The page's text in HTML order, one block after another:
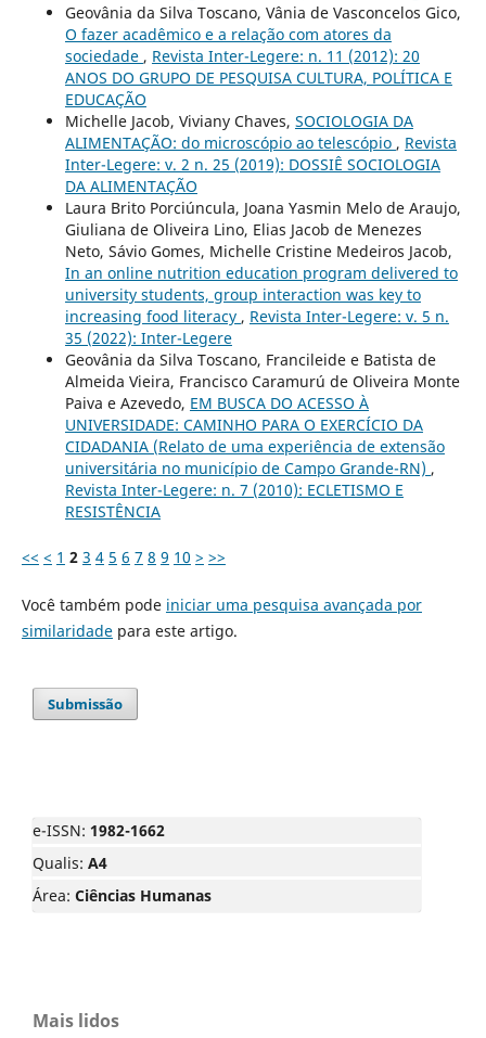
Geovânia da Silva Toscano, Vânia de Vasconcelos Gico,
O fazer acadêmico e a relação com atores da
sociedade , Revista Inter-Legere: n. 11 (2012): 20
ANOS DO GRUPO DE PESQUISA CULTURA, POLÍTICA E
EDUCAÇÃO
Michelle Jacob, Viviany Chaves, SOCIOLOGIA DA
ALIMENTAÇÃO: do microscópio ao telescópio , Revista
Inter-Legere: v. 2 n. 25 (2019): DOSSIÊ SOCIOLOGIA
DA ALIMENTAÇÃO
Laura Brito Porciúncula, Joana Yasmin Melo de Araujo,
Giuliana de Oliveira Lino, Elias Jacob de Menezes
Neto, Sávio Gomes, Michelle Cristine Medeiros Jacob,
In an online nutrition education program delivered to
university students, group interaction was key to
increasing food literacy , Revista Inter-Legere: v. 5 n.
35 (2022): Inter-Legere
Geovânia da Silva Toscano, Francileide e Batista de
Almeida Vieira, Francisco Caramurú de Oliveira Monte
Paiva e Azevedo, EM BUSCA DO ACESSO À
UNIVERSIDADE: CAMINHO PARA O EXERCÍCIO DA
CIDADANIA (Relato de uma experiência de extensão
universitária no município de Campo Grande-RN) ,
Revista Inter-Legere: n. 7 (2010): ECLETISMO E
RESISTÊNCIA
<< < 1 2 3 4 5 6 7 8 9 10 > >>
Você também pode iniciar uma pesquisa avançada por
similaridadepara este artigo.
Submissão
e-ISSN: 1982-1662
Qualis: A4
Área: Ciências Humanas
Mais lidos